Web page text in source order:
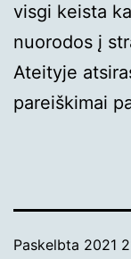
visgi keista
nuorodos į
Ateityje
pareiškimai
Paskelbta 2021